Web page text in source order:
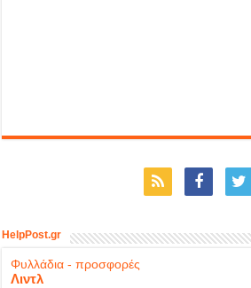
HelpPost.gr
Φυλλάδια - προσφορές
Λιντλ